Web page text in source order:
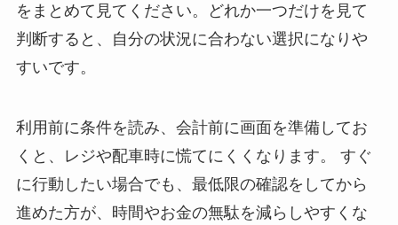
をまとめて見てください。どれか一つだけを見て
判断すると、自分の状況に合わない選択になりや
すいです。
利用前に条件を読み、会計前に画面を準備してお
くと、レジや配車時に慌てにくくなります。 すぐ
に行動したい場合でも、最低限の確認をしてから
進めた方が、時間やお金の無駄を減らしやすくな